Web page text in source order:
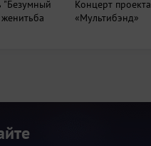
"Безумный
Концерт проекта
«Мультибэнд»